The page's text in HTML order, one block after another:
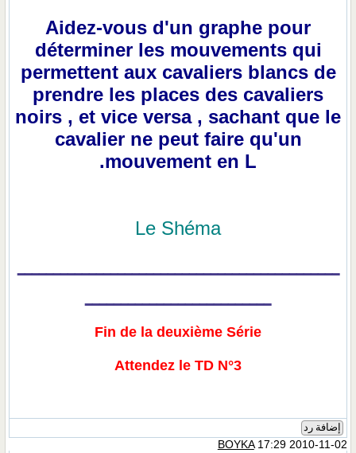
Aidez-vous d'un graphe pour
déterminer les mouvements qui
permettent aux cavaliers blancs de
prendre les places des cavaliers
noirs , et vice versa , sachant que le
cavalier ne peut faire qu'un
mouvement en L.
Le Shéma
ـــــــــــــــــــــــــــــــــــــــــــــ
ــــــــــــــــــــــــــ
Fin de la deuxième Série
Attendez le TD N°3
إضافة رد
BOYKA17:29 2010-11-02